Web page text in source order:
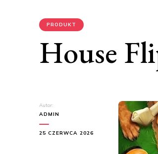
PRODUKT
House
Autor:
ADMIN
25 CZERWCA 2026